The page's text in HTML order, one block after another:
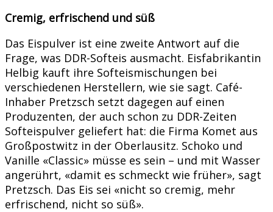
Cremig, erfrischend und süß
Das Eispulver ist eine zweite Antwort auf die
Frage, was DDR-Softeis ausmacht. Eisfabrikantin
Helbig kauft ihre Softeismischungen bei
verschiedenen Herstellern, wie sie sagt. Café-
Inhaber Pretzsch setzt dagegen auf einen
Produzenten, der auch schon zu DDR-Zeiten
Softeispulver geliefert hat: die Firma Komet aus
Großpostwitz in der Oberlausitz. Schoko und
Vanille «Classic» müsse es sein – und mit Wasser
angerührt, «damit es schmeckt wie früher», sagt
Pretzsch. Das Eis sei «nicht so cremig, mehr
erfrischend, nicht so süß».